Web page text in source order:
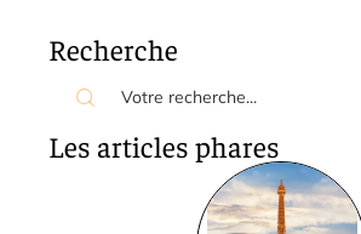
Recherche
Les articles phares